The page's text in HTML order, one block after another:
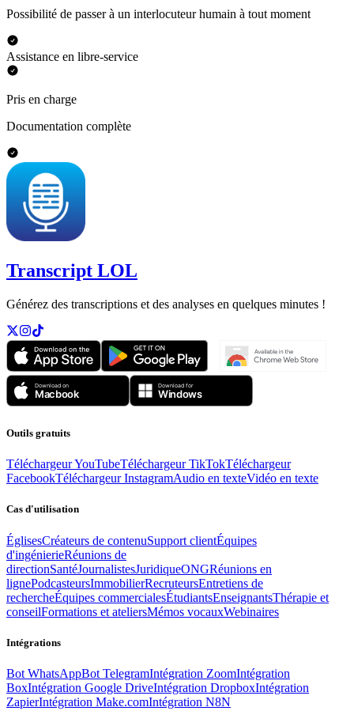
Possibilité de passer à un interlocuteur humain à tout moment
Assistance en libre-service
Pris en charge
Documentation complète
Transcript LOL
Générez des transcriptions et des analyses en quelques minutes !
Outils gratuits
Téléchargeur YouTubeTéléchargeur TikTokTéléchargeur
FacebookTéléchargeur InstagramAudio en texteVidéo en texte
Cas d'utilisation
ÉglisesCréateurs de contenuSupport clientÉquipes
d'ingénierieRéunions de
directionSantéJournalistesJuridiqueONGRéunions en
lignePodcasteursImmobilierRecruteursEntretiens de
rechercheÉquipes commercialesÉtudiantsEnseignantsThérapie et
conseilFormations et ateliersMémos vocauxWebinaires
Intégrations
Bot WhatsAppBot TelegramIntégration ZoomIntégration
BoxIntégration Google DriveIntégration DropboxIntégration
ZapierIntégration Make.comIntégration N8N